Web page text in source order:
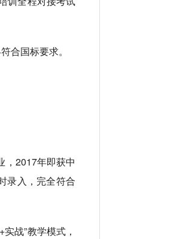
合国标要求。
，2017年即获中
录入，完全符合
战”教学模式，